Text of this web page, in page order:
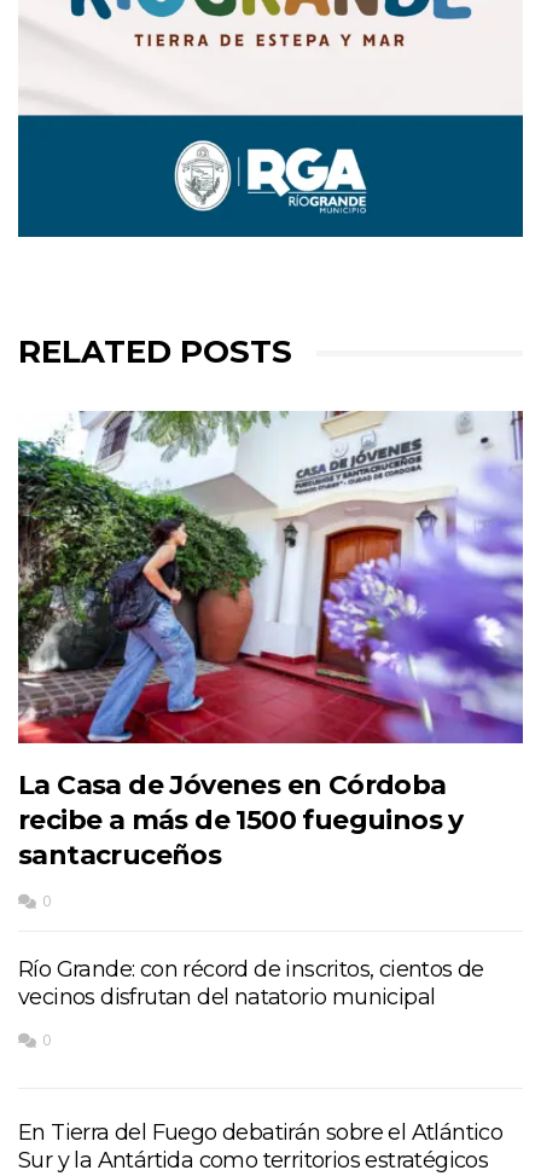
RELATED POSTS
La Casa de Jóvenes en Córdoba
recibe a más de 1500 fueguinos y
santacruceños
0
Río Grande: con récord de inscritos, cientos de
vecinos disfrutan del natatorio municipal
0
En Tierra del Fuego debatirán sobre el Atlántico
Sur y la Antártida como territorios estratégicos